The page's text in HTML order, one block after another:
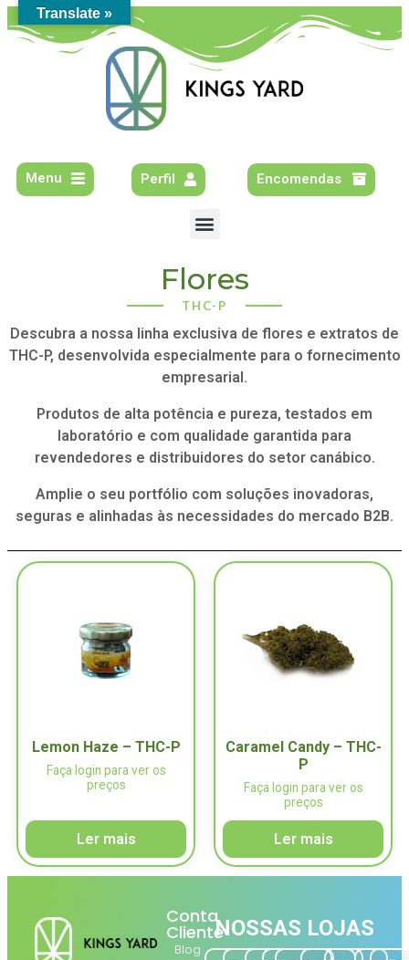
Menu Perfil Encomendas
Flores
THC-P
Descubra a nossa linha exclusiva de flores e extratos de
THC-P, desenvolvida especialmente para o fornecimento
empresarial.
Produtos de alta potência e pureza, testados em
laboratório e com qualidade garantida para
revendedores e distribuidores do setor canábico.
Amplie o seu portfólio com soluções inovadoras,
seguras e alinhadas às necessidades do mercado B2B.
Lemon Haze – THC-P
Faça login para ver os
preços
Ler mais
Caramel Candy – THC-
P
Faça login para ver os
preços
Ler mais
Conta
Cliente
Blog
NOSSAS LOJAS
Translate »